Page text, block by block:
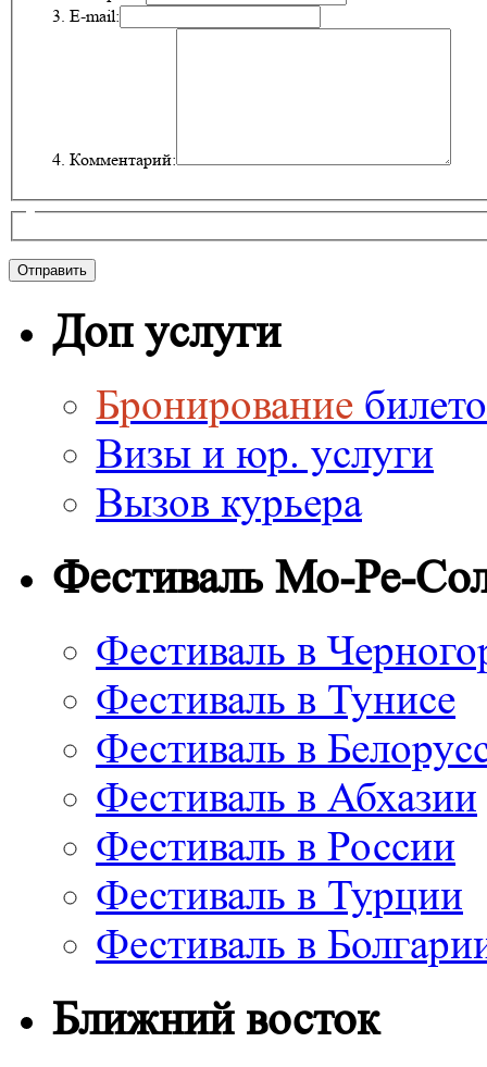
E-mail:
Комментарий:
Доп услуги
Бронирование
Визы и юр. услуги
Вызов курьера
Фестиваль Мо-Ре-
Фестиваль в
Фестиваль в Тунисе
Фестиваль в
Фестиваль в Абхазии
Фестиваль в России
Фестиваль в Турции
Фестиваль в
Ближний восток